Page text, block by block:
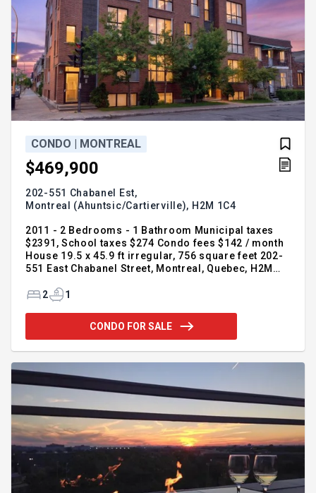
CONDO | MONTREAL
$469,900
202-551 Chabanel Est,
Montreal (Ahuntsic/Cartierville), H2M 1C4
2011 - 2 Bedrooms - 1 Bathroom Municipal taxes
$2391, School taxes $274 Condo fees $142 / month
House 19.5 x 45.9 ft irregular, 756 square feet 202-
551 East Chabanel Street, Montreal, Quebec, H2M
2011 located in a sought-after area of Ahuntsic
restaurants, metro stations and more - see details
in addendum. Particularly enjoy a tastefully open
and a private rear balcony for your afternoon
reading, not to mention a peaceful neighborhood,
the right for your pet, but above all, a condominium
in very good financial health with an EXCELLENT
well-managed contingency fund. Jean François
Girard 514-926-7353 – Real estate broker at Royal
LePage Patrimoine, Real Estate Agency.
2 1
CONDO FOR SALE